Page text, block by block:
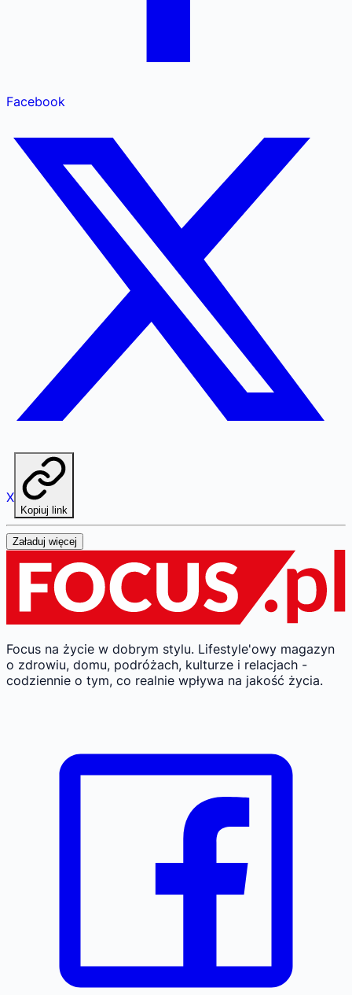
Facebook
X
Kopiuj link
Załaduj więcej
Focus na życie w dobrym stylu. Lifestyle'owy magazyn
o zdrowiu, domu, podróżach, kulturze i relacjach -
codziennie o tym, co realnie wpływa na jakość życia.